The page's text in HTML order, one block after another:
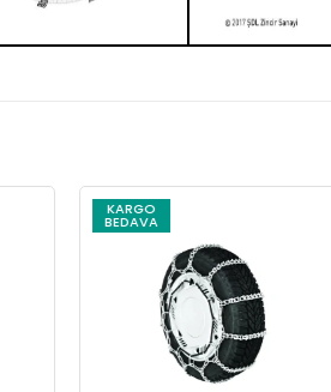
KARGO
BEDAVA